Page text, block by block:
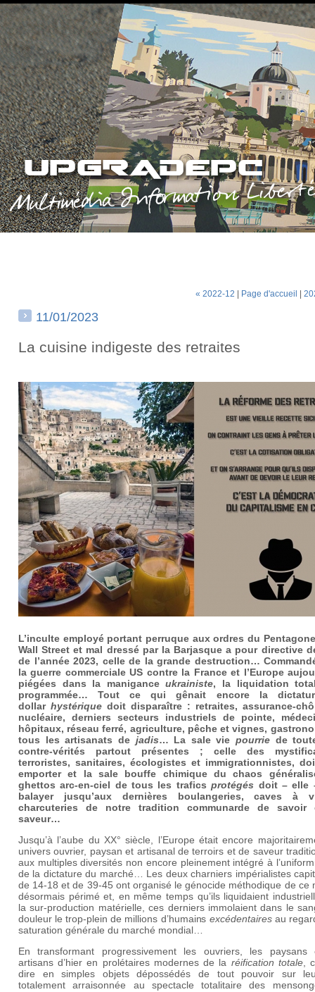
« 2022-12 Page d'accueil
11/01/2023
La cuisine indigeste des retraites
L’inculte employé portant perruque aux ordres du
Wall Street et mal dressé par la Barjasque a pour directive
de l’année 2023, celle de la grande destruction…
la guerre commerciale US contre la France et l’Europe
piégées dans la maniganceukrainiste, la liquidation
programmée… Tout ce qui gênait encore la
dollar hystérique doit disparaître : retraites, assurance-
nucléaire, derniers secteurs industriels de pointe,
hôpitaux, réseau ferré, agriculture, pêche et vignes,
tous les artisanats de jadis… La sale viepourrie de
contre-vérités partout présentes ; celle des
terroristes, sanitaires, écologistes et immigrationnistes,
emporter et la sale bouffe chimique du chaos
ghettos arc-en-ciel de tous les traficsprotégés doit – elle
balayer jusqu’aux dernières boulangeries, caves à
charcuteries de notre tradition communarde de savoir
saveur…
Jusqu’à l’aube du XX° siècle, l’Europe était encore
univers ouvrier, paysan et artisanal de terroirs et de saveur
aux multiples diversités non encore pleinement intégré à
de la dictature du marché… Les deux charniers impérialistes
de 14-18 et de 39-45 ont organisé le génocide méthodique de ce
désormais périmé et, en même temps qu’ils liquidaient
la sur-production matérielle, ces derniers immolaient dans le
douleur le trop-plein de millions d’humains excédentairesau
saturation générale du marché mondial…
En transformant progressivement les ouvriers, les
artisans d’hier en prolétaires modernes de la réification totale,
dire en simples objets dépossédés de tout pouvoir sur
totalement arraisonnée au spectacle totalitaire des